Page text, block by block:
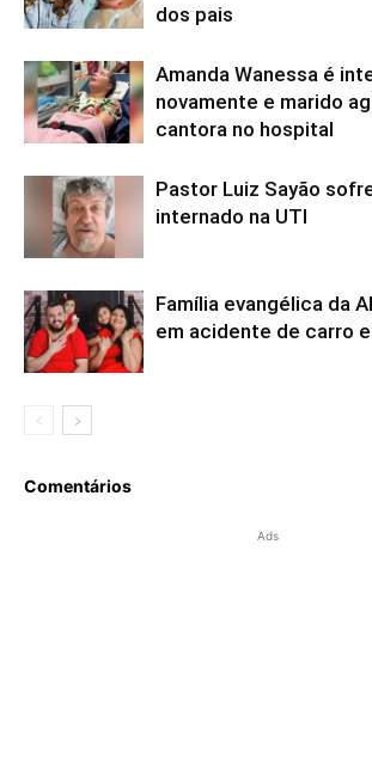
dos pais
Amanda Wanessa é
novamente e marido
cantora no hospital
Pastor Luiz Sayão
internado na UTI
Família evangélica da
em acidente de carro
Comentários
Ads